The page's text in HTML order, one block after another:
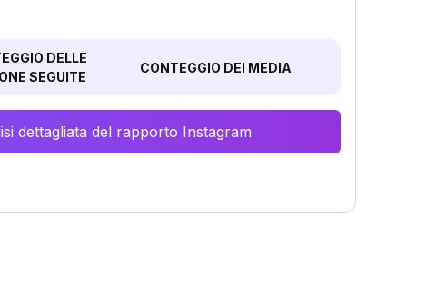
DELLE
SEGUITE
CONTEGGIO DEI MEDIA
dettagliata del rapporto Instagram